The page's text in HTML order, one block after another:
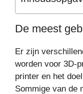
De meest
Er zijn
worden voor 3D-
printer en het
Sommige van de